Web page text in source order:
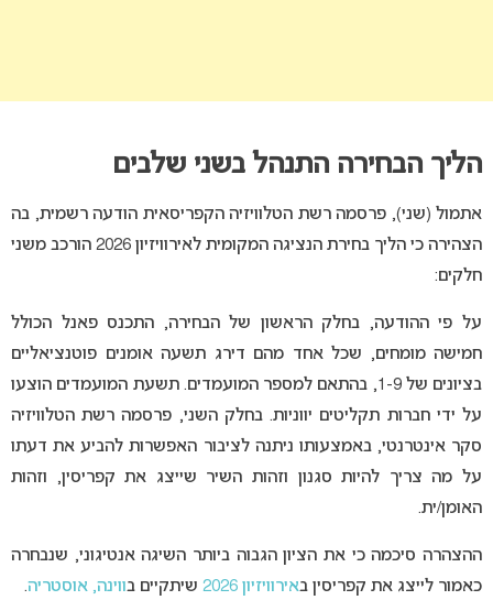
הליך הבחירה התנהל בשני שלבים
אתמול (שני), פרסמה רשת הטלוויזיה הקפריסאית הודעה רשמית, בה
הצהירה כי הליך בחירת הנציגה המקומית לאירוויזיון 2026 הורכב משני
חלקים:
על פי ההודעה, בחלק הראשון של הבחירה, התכנס פאנל הכולל
חמישה מומחים, שכל אחד מהם דירג תשעה אומנים פוטנציאליים
בציונים של 1-9, בהתאם למספר המועמדים. תשעת המועמדים הוצעו
על ידי חברות תקליטים יווניות. בחלק השני, פרסמה רשת הטלוויזיה
סקר אינטרנטי, באמצעותו ניתנה לציבור האפשרות להביע את דעתו
על מה צריך להיות סגנון וזהות השיר שייצג את קפריסין, וזהות
האומן/ית.
ההצהרה סיכמה כי את הציון הגבוה ביותר השיגה אנטיגוני, שנבחרה
כאמור לייצג את קפריסין באירוויזיון 2026 שיתקיים בווינה, אוסטריה.